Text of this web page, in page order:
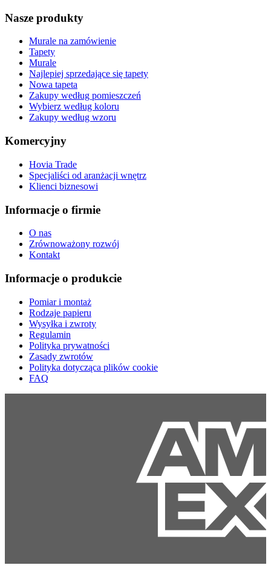
Nasze produkty
Murale na zamówienie
Tapety
Murale
Najlepiej sprzedające się tapety
Nowa tapeta
Zakupy według pomieszczeń
Wybierz według koloru
Zakupy według wzoru
Komercyjny
Hovia Trade
Specjaliści od aranżacji wnętrz
Klienci biznesowi
Informacje o firmie
O nas
Zrównoważony rozwój
Kontakt
Informacje o produkcie
Pomiar i montaż
Rodzaje papieru
Wysyłka i zwroty
Regulamin
Polityka prywatności
Zasady zwrotów
Polityka dotycząca plików cookie
FAQ